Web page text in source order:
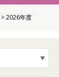
>2026年度